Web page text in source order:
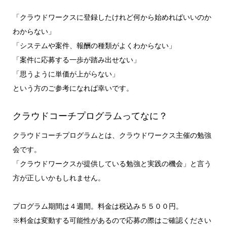
「クラウドワークスに登録したけれど何から始めればいいのか
わからない」
「システムや案件、報酬の種類がよくわからない」
「案件に応募する一歩が踏み出せない」
「思うように単価が上がらない」
という方のご参考になれば幸いです。
クラウドコーチプログラムってなに？
クラウドコーチプログラムとは、クラウドワークス主催の勉強
会です。
「クラウドワークスが提供している勉強と実践の機会」と言う
方が正しいかもしれません。
プログラム期間は４週間。料金は税込み５５００円。
※料金は変動する可能性があるので応募の際はご確認ください